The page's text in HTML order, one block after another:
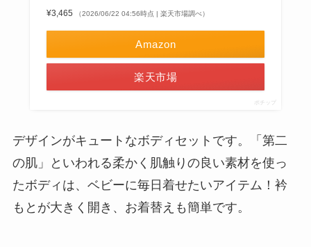
¥3,465 （2026/06/22 04:56時点 | 楽天市場調べ）
Amazon
楽天市場
ポチップ
デザインがキュートなボディセットです。「第二
の肌」といわれる柔かく肌触りの良い素材を使っ
たボディは、ベビーに毎日着せたいアイテム！衿
もとが大きく開き、お着替えも簡単です。